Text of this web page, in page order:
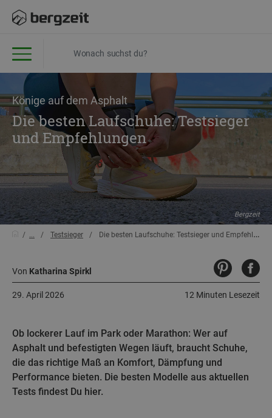
Könige auf dem Asphalt
Die besten Laufschuhe: Testsieger
und Empfehlungen
Bergzeit
... Testsieger Die besten Laufschuhe: Testsieger und Empfehlungen
Von Katharina Spirkl
12 Minuten Lesezeit
29. April 2026
Ob lockerer Lauf im Park oder Marathon: Wer auf
Asphalt und befestigten Wegen läuft, braucht Schuhe,
die das richtige Maß an Komfort, Dämpfung und
Performance bieten. Die besten Modelle aus aktuellen
Tests findest Du hier.